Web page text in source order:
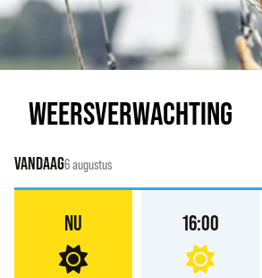
WEERSVERWACHTING
VANDAAG6 augustus
NU 16:00